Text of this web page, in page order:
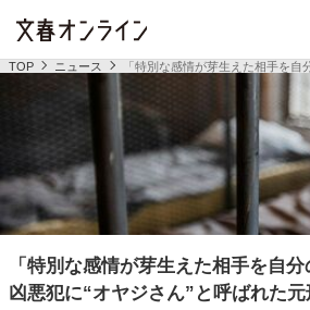
TOP ニュース 「特別な感情が芽生えた相手を
「特別な感情が芽生えた相手を自
凶悪犯に“オヤジさん”と呼ばれた